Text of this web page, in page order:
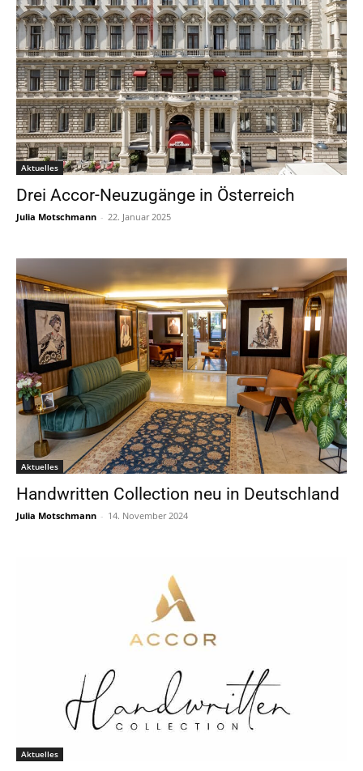
Aktuelles
Drei Accor-Neuzugänge in Österreich
Julia Motschmann - 22. Januar 2025
Aktuelles
Handwritten Collection neu in Deutschland
Julia Motschmann - 14. November 2024
Aktuelles